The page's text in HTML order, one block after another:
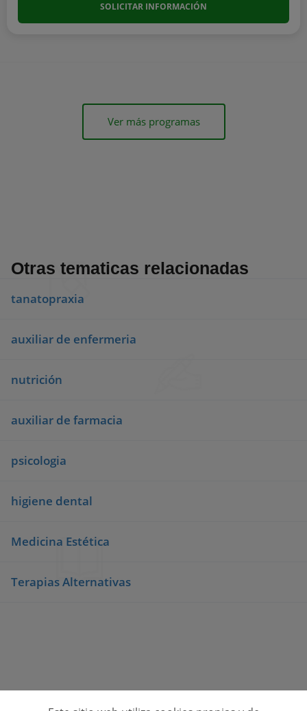
SOLICITAR INFORMACIÓN
Ver más programas
Otras tematicas relacionadas
tanatopraxia
auxiliar de enfermeria
nutrición
auxiliar de farmacia
psicologia
higiene dental
Medicina Estética
Terapias Alternativas